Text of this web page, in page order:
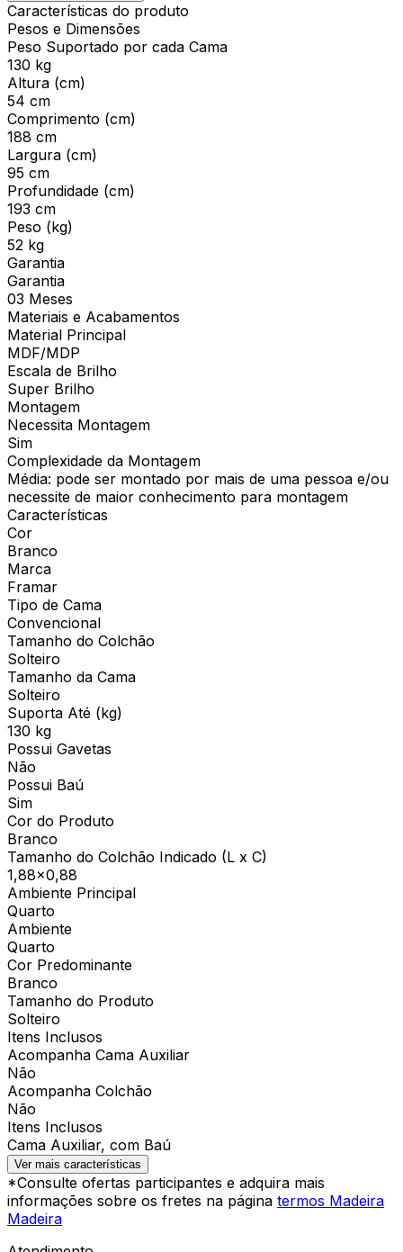
Características do produto
Pesos e Dimensões
Peso Suportado por cada Cama
130 kg
Altura (cm)
54 cm
Comprimento (cm)
188 cm
Largura (cm)
95 cm
Profundidade (cm)
193 cm
Peso (kg)
52 kg
Garantia
Garantia
03 Meses
Materiais e Acabamentos
Material Principal
MDF/MDP
Escala de Brilho
Super Brilho
Montagem
Necessita Montagem
Sim
Complexidade da Montagem
Média: pode ser montado por mais de uma pessoa e/ou
necessite de maior conhecimento para montagem
Características
Cor
Branco
Marca
Framar
Tipo de Cama
Convencional
Tamanho do Colchão
Solteiro
Tamanho da Cama
Solteiro
Suporta Até (kg)
130 kg
Possui Gavetas
Não
Possui Baú
Sim
Cor do Produto
Branco
Tamanho do Colchão Indicado (L x C)
1,88x0,88
Ambiente Principal
Quarto
Ambiente
Quarto
Cor Predominante
Branco
Tamanho do Produto
Solteiro
Itens Inclusos
Acompanha Cama Auxiliar
Não
Acompanha Colchão
Não
Itens Inclusos
Cama Auxiliar, com Baú
Ver mais características
*Consulte ofertas participantes e adquira mais
informações sobre os fretes na página termos Madeira
Madeira